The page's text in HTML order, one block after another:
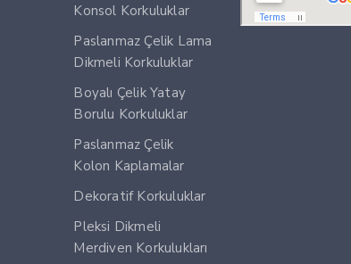
Konsol Korkuluklar
Paslanmaz Çelik Lama
Dikmeli Korkuluklar
Boyalı Çelik Yatay
Borulu Korkuluklar
Paslanmaz Çelik
Kolon Kaplamalar
Dekoratif Korkuluklar
Pleksi Dikmeli
Merdiven Korkulukları